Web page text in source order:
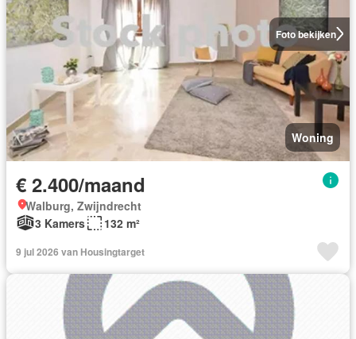
Foto bekijken
Woning
€ 2.400/maand
Walburg, Zwijndrecht
3 Kamers
132 m²
9 jul 2026 van Housingtarget